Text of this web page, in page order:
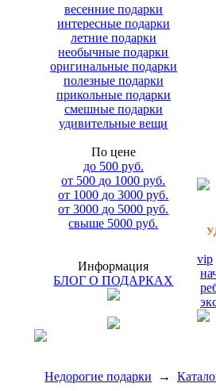
весенние подарки
интересные подарки
летние подарки
необычные подарки
оригинальные подарки
полезные подарки
прикольные подарки
смешные подарки
удивительные вещи
По цене
до 500 руб.
от 500 до 1000 руб.
от 1000 до 3000 руб.
от 3000 до 5000 руб.
свыше 5000 руб.
Информация
БЛОГ О ПОДАРКАХ
vip
Недорогие подарки →